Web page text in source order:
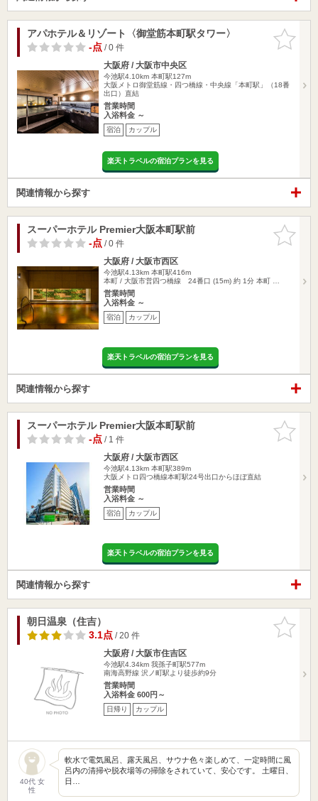
お気に入
りに追加
アパホテル＆リゾート〈御堂筋本町駅タワー〉
-点/ 0 件
大阪府 / 大阪市中央区
今池駅4.10km 本町駅127m
大阪メトロ御堂筋線・四つ橋線・中央線「本町駅」（18番
出口）直結
営業時間
入浴料金 ～
宿泊 カップル
楽天トラベルの宿泊プランを見る
関連情報から探す
お気に入
りに追加
スーパーホテル Premier大阪本町駅前
-点/ 0 件
大阪府 / 大阪市西区
今池駅4.13km 本町駅416m
本町 / 大阪市営四つ橋線 24番口 (15m) 約 1分 本町 …
営業時間
入浴料金 ～
宿泊 カップル
楽天トラベルの宿泊プランを見る
関連情報から探す
お気に入
りに追加
スーパーホテル Premier大阪本町駅前
-点/ 1 件
大阪府 / 大阪市西区
今池駅4.13km 本町駅389m
大阪メトロ四つ橋線本町駅24号出口からほぼ直結
営業時間
入浴料金 ～
宿泊 カップル
楽天トラベルの宿泊プランを見る
関連情報から探す
お気に入
りに追加
朝日温泉（住吉）
3.1点/ 20 件
大阪府 / 大阪市住吉区
今池駅4.34km 我孫子町駅577m
南海高野線 沢ノ町駅より徒歩約9分
営業時間
入浴料金 600円～
日帰り カップル
40代 女
性
軟水で電気風呂、露天風呂、サウナ色々楽しめて、一定時間に風
呂内の清掃や脱衣場等の掃除をされていて、安心です。 土曜日、
日…